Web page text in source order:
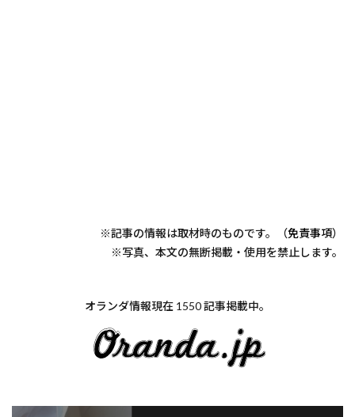
※記事の情報は取材時のものです。（免責事項）
※写真、本文の無断掲載・使用を禁止します。
オランダ情報現在 1550 記事掲載中。